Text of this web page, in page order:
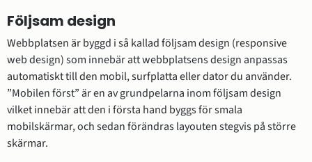
Följsam design
Webbplatsen är byggd i så kallad följsam design (responsive
web design) som innebär att webbplatsens design anpassas
automatiskt till den mobil, surfplatta eller dator du använder.
”Mobilen först” är en av grundpelarna inom följsam design
vilket innebär att den i första hand byggs för smala
mobilskärmar, och sedan förändras layouten stegvis på större
skärmar.